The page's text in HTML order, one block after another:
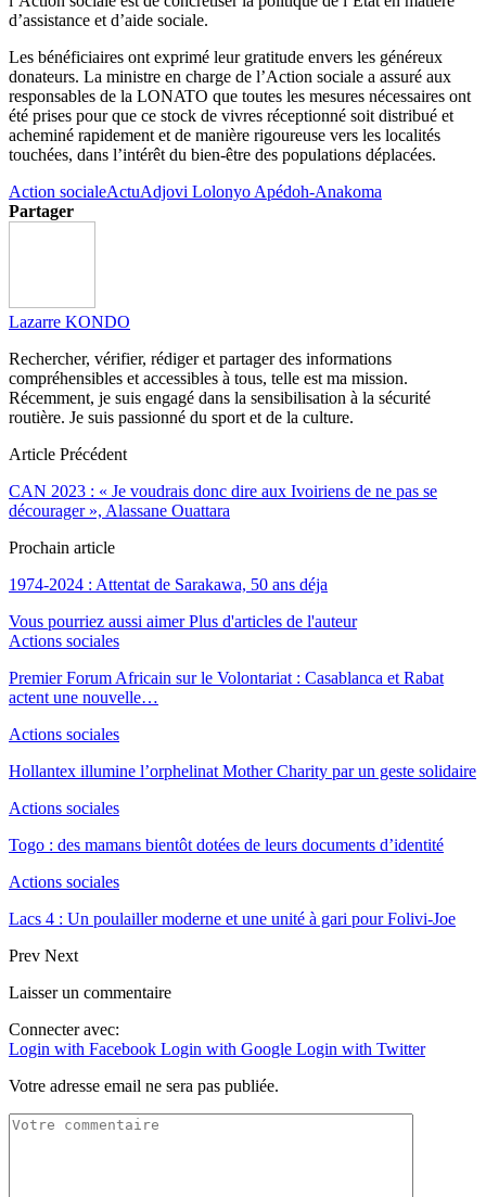
d’assistance et d’aide sociale.
Les bénéficiaires ont exprimé leur gratitude envers les généreux
donateurs. La ministre en charge de l’Action sociale a assuré aux
responsables de la LONATO que toutes les mesures nécessaires ont
été prises pour que ce stock de vivres réceptionné soit distribué et
acheminé rapidement et de manière rigoureuse vers les localités
touchées, dans l’intérêt du bien-être des populations déplacées.
Action socialeActuAdjovi Lolonyo Apédoh-Anakoma
Partager
Lazarre KONDO
Rechercher, vérifier, rédiger et partager des informations
compréhensibles et accessibles à tous, telle est ma mission.
Récemment, je suis engagé dans la sensibilisation à la sécurité
routière. Je suis passionné du sport et de la culture.
Article Précédent
CAN 2023 : « Je voudrais donc dire aux Ivoiriens de ne pas se
décourager », Alassane Ouattara
Prochain article
1974-2024 : Attentat de Sarakawa, 50 ans déja
Vous pourriez aussi aimer Plus d'articles de l'auteur
Actions sociales
Premier Forum Africain sur le Volontariat : Casablanca et Rabat
actent une nouvelle…
Actions sociales
Hollantex illumine l’orphelinat Mother Charity par un geste solidaire
Actions sociales
Togo : des mamans bientôt dotées de leurs documents d’identité
Actions sociales
Lacs 4 : Un poulailler moderne et une unité à gari pour Folivi-Joe
Prev Next
Laisser un commentaire
Connecter avec:
Login with Facebook Login with Google Login with Twitter
Votre adresse email ne sera pas publiée.